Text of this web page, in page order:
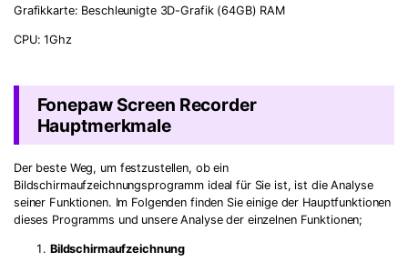
Grafikkarte: Beschleunigte 3D-Grafik (64GB) RAM
CPU: 1Ghz
Fonepaw Screen Recorder
Hauptmerkmale
Der beste Weg, um festzustellen, ob ein
Bildschirmaufzeichnungsprogramm ideal für Sie ist, ist die Analyse
seiner Funktionen. Im Folgenden finden Sie einige der Hauptfunktionen
dieses Programms und unsere Analyse der einzelnen Funktionen;
Bildschirmaufzeichnung